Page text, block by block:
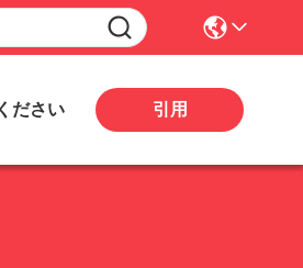
ださい 引用